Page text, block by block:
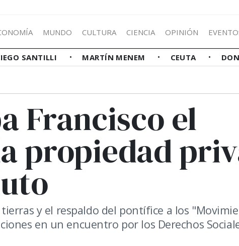
MUNDO CULTURA CIENCIA OPINIÓN
SANTILLI MARTÍN MENEM CEUTA
Francisco el
propiedad
y el respaldo del pontífice a los
en un encuentro por los Derechos